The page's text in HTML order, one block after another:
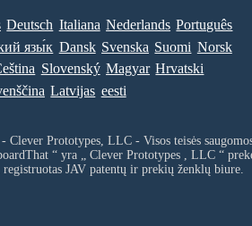
Deutsch Italiana Nederlands Português
язы́к Dansk Svenska Suomi Norsk
Slovenský Magyar Hrvatski
Latvijas eesti
Clever Prototypes, LLC - Visos teisės
“ yra „ Clever Prototypes , LLC“
registruotas JAV patentų ir prekių ženklų biure.